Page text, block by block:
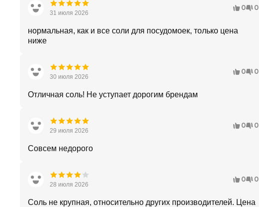
31 июля 2026
0 0
нормальная, как и все соли для посудомоек, только цена
ниже
30 июля 2026
0 0
Отличная соль! Не уступает дорогим брендам
29 июля 2026
0 0
Совсем недорого
28 июля 2026
0 0
Соль не крупная, относительно других производителей. Цена